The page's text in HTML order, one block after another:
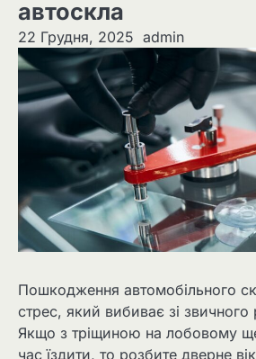
автоскла
22 Грудня, 2025 admin
Пошкодження автомобільного
стрес, який вибиває зі
Якщо з тріщиною на лобовому
час їздити, то розбите дверне